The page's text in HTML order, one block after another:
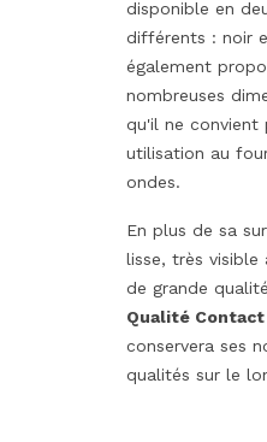
disponible en
différents : noir
également
nombreuses
qu'il ne convient
utilisation au
ondes.
En plus de sa
lisse, très
de grande
Qualité
conservera ses
qualités sur le